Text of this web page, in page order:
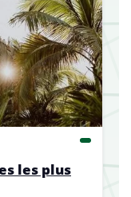
les plus